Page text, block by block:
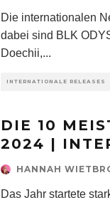
Die internationalen
dabei sind BLK
Doechii,...
INTERNATIONALE RELEASES
DIE 10
2024 |
HANNAH
Das Jahr startete